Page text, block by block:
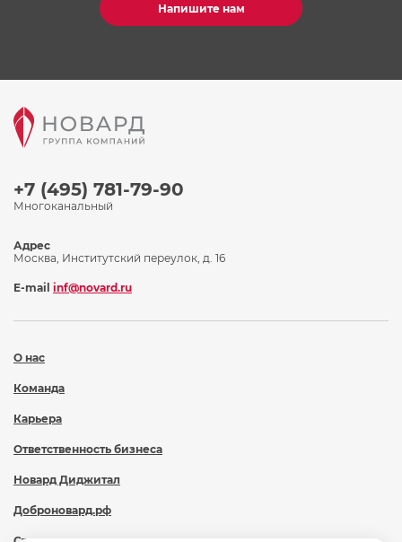
Напишите нам
+7 (495) 781-79-90
Многоканальный
О нас
Команда
Карьера
Ответственность бизнеса
Новард Диджитал
Доброновард.рф
Адрес
Москва, Институтский переулок, д. 16
E-mail inf@novard.ru